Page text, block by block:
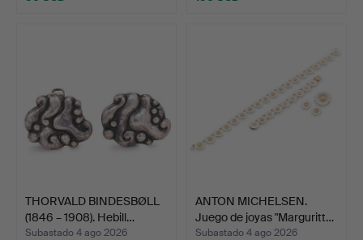
THORVALD BINDESBØLL
(1846 – 1908). Hebill…
Subastado 4 ago 2026
ANTON MICHELSEN.
Juego de joyas "Marguritt…
Subastado 4 ago 2026